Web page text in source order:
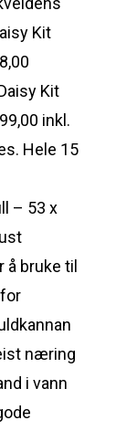
Kit
Kit
inkl.
Hele 15
– 53 x
bruke til
næring
i vann